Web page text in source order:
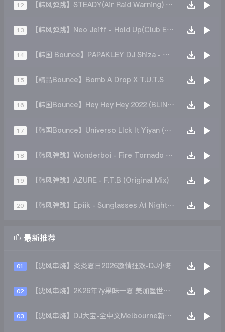
12 【韩风弹跳】STEADY(Air Raid Warning) (Origianl Mix)
13 【韩风弹跳】Neo Jeiff - Hold Up(Club Edit)
14 【韩国 Bounce】PAPAKLEY DJ Shiza - Тbi 3annn (DJ FLAKO Rework)
15 【精品Bounce】Bomb A Drop X T.U.T.S
16 【韩国Bounce】Hey Hey Hey 2022 (BLIN Bounce Remix)
17 【韩国Bounce】Universo LIck It Yiyan (GENO,Ricky 2k21 VIP)
18 【韩风弹跳】Wonderboi - Fire Tornado (Original Mix)
19 【韩风弹跳】AZURE - F.T.B (Original Mix)
20 【韩风弹跳】Epiik - Sunglasses At Night (Remix)
 最新推荐
01 【沈风串烧】炎炎夏日2026激情狂欢-DJ小冬
02 【沈风串烧】2K26年7y果味一夏 美加墨世界杯主题跳舞派对专辑 - Dj.阿帅
03 【沈风串烧】DJ大宝-全中文Melbourne新弹跳一飞冲天重低音上劲风暴MUSIC慢摇大碟